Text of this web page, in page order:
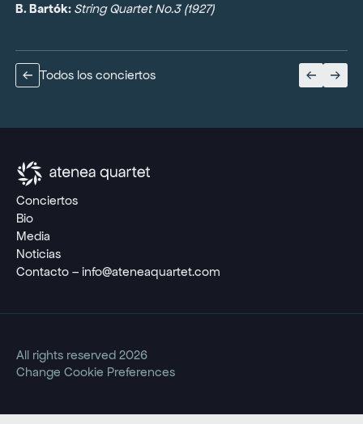
B. Bartók: String Quartet No.3 (1927)
Todos los conciertos
Conciertos
Bio
Media
Noticias
Contacto – info@ateneaquartet.com
All rights reserved 2026
Change Cookie Preferences